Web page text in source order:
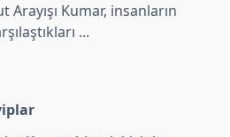
Kumar, insanların
...